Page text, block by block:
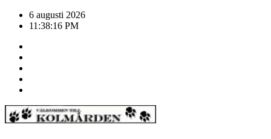
Hoppa6 augusti 2026
11:38:16 PM